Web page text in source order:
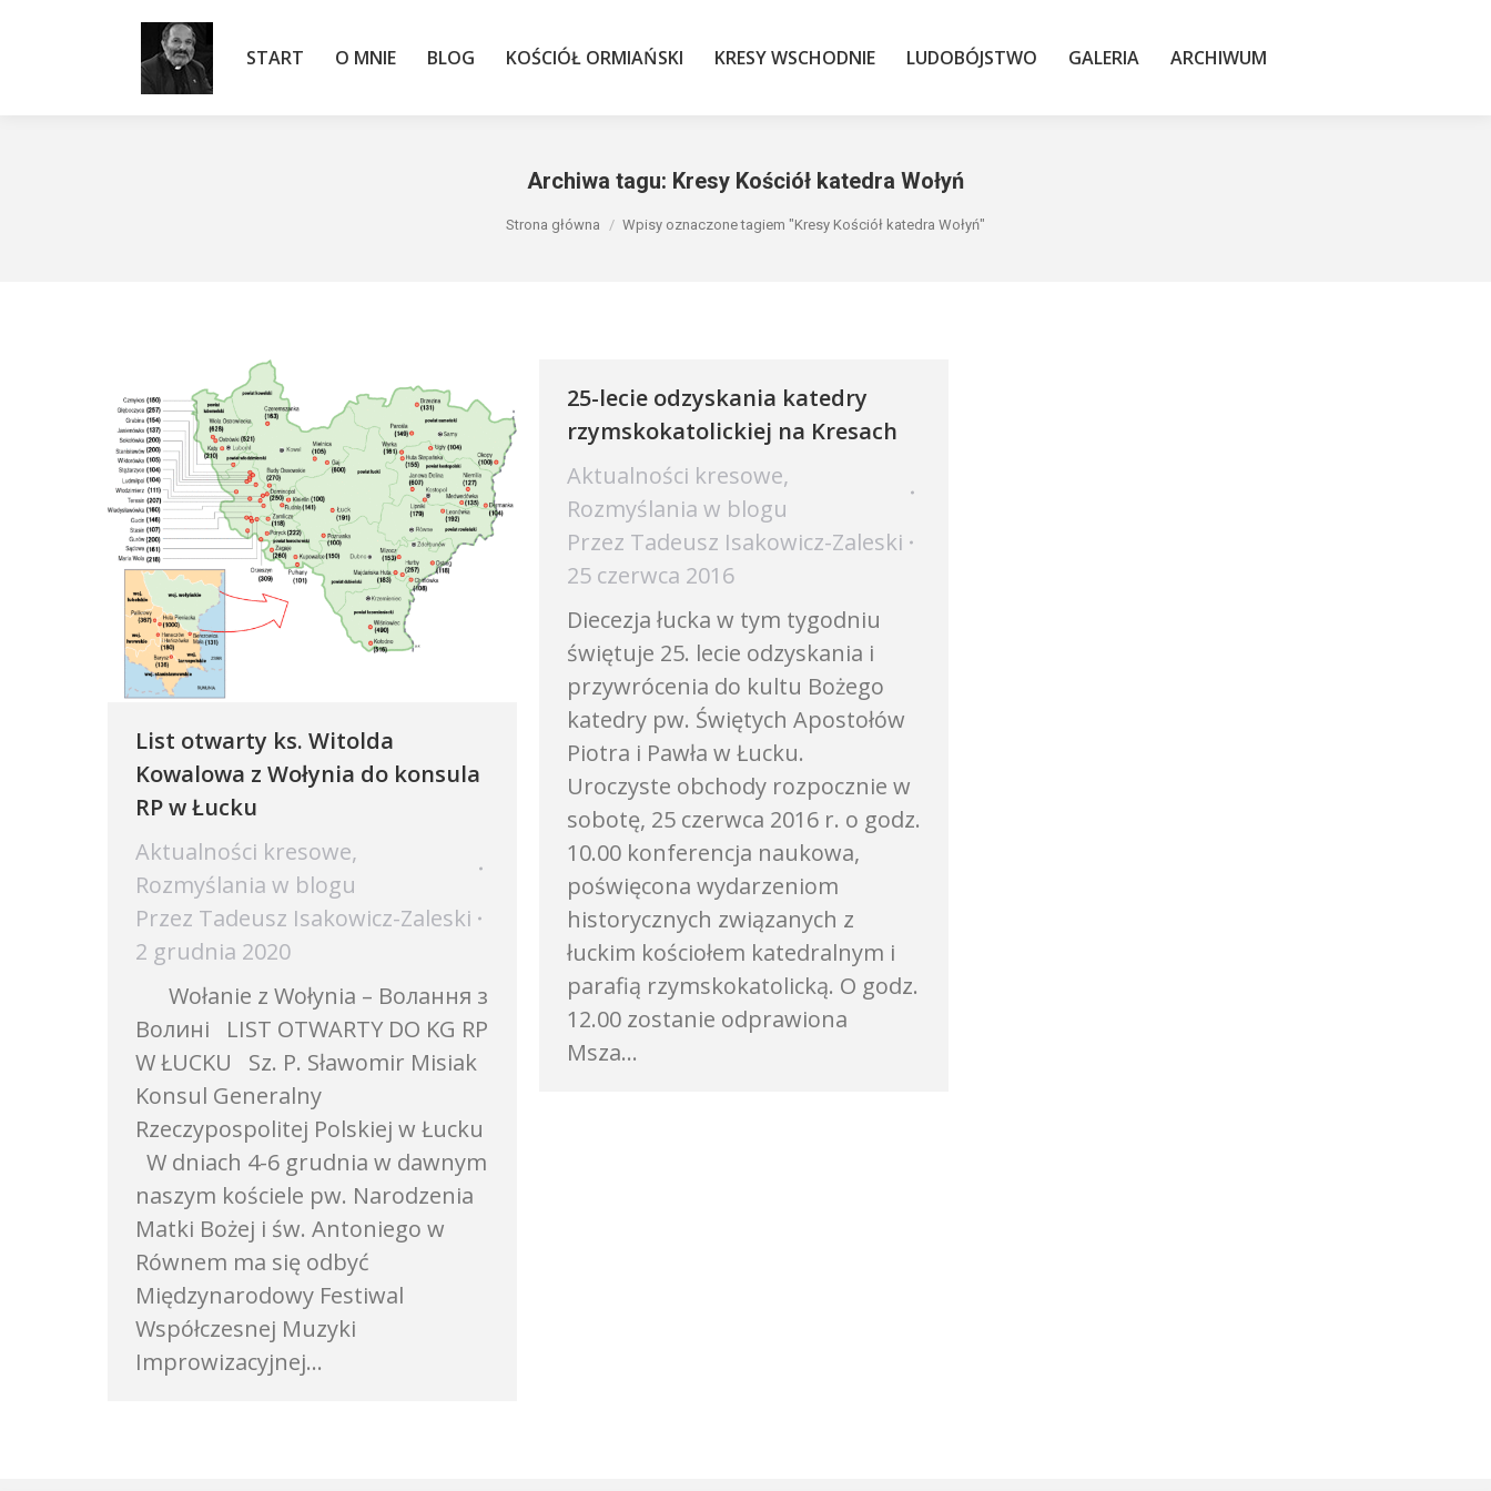
START O MNIE BLOG KOŚCIÓŁ ORMIAŃSKI KRESY WSCHODNIE LUDOBÓJSTWO GALERIA ARCHIWUM
Archiwa tagu: Kresy Kościół katedra Wołyń
Jesteś tutaj:
Strona główna Wpisy oznaczone tagiem "Kresy Kościół katedra Wołyń"
List otwarty ks. Witolda
Kowalowa z Wołynia do konsula
RP w Łucku
Aktualności kresowe,
Rozmyślania w blogu
Przez Tadeusz Isakowicz-Zaleski
2 grudnia 2020
Wołanie z Wołynia – Волання з
Волині LIST OTWARTY DO KG RP
W ŁUCKU Sz. P. Sławomir Misiak
Konsul Generalny
Rzeczypospolitej Polskiej w Łucku
W dniach 4-6 grudnia w dawnym
naszym kościele pw. Narodzenia
Matki Bożej i św. Antoniego w
Równem ma się odbyć
Międzynarodowy Festiwal
Współczesnej Muzyki
Improwizacyjnej…
25-lecie odzyskania katedry
rzymskokatolickiej na Kresach
Aktualności kresowe,
Rozmyślania w blogu
Przez Tadeusz Isakowicz-Zaleski
25 czerwca 2016
Diecezja łucka w tym tygodniu
świętuje 25. lecie odzyskania i
przywrócenia do kultu Bożego
katedry pw. Świętych Apostołów
Piotra i Pawła w Łucku.
Uroczyste obchody rozpocznie w
sobotę, 25 czerwca 2016 r. o godz.
10.00 konferencja naukowa,
poświęcona wydarzeniom
historycznych związanych z
łuckim kościołem katedralnym i
parafią rzymskokatolicką. O godz.
12.00 zostanie odprawiona
Msza…